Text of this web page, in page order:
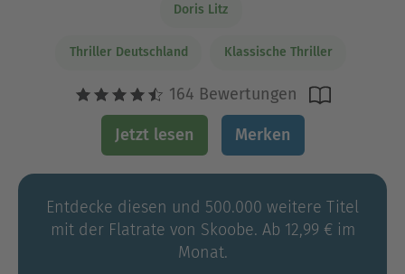
Doris Litz
Thriller Deutschland Klassische Thriller
164 Bewertungen
Jetzt lesen Merken
Entdecke diesen und 500.000 weitere Titel
mit der Flatrate von Skoobe. Ab 12,99 € im
Monat.